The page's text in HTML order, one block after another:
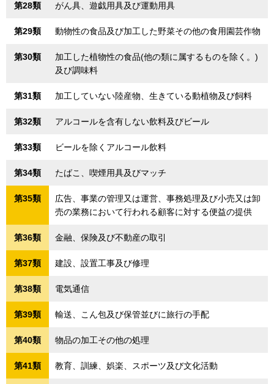
第28類 がん具、遊戯用具及び運動用具
第29類 動物性の食品及び加工した野菜その他の食用園芸作物
第30類
加工した植物性の食品(他の類に属するものを除く。)
及び調味料
第31類 加工していない陸産物、生きている動植物及び飼料
第32類 アルコールを含有しない飲料及びビール
第33類 ビールを除くアルコール飲料
第34類 たばこ、喫煙用具及びマッチ
第35類
広告、事業の管理又は運営、事務処理及び小売又は卸
売の業務において行われる顧客に対する便益の提供
第36類 金融、保険及び不動産の取引
第37類 建設、設置工事及び修理
第38類 電気通信
第39類 輸送、こん包及び保管並びに旅行の手配
第40類 物品の加工その他の処理
第41類 教育、訓練、娯楽、スポーツ及び文化活動